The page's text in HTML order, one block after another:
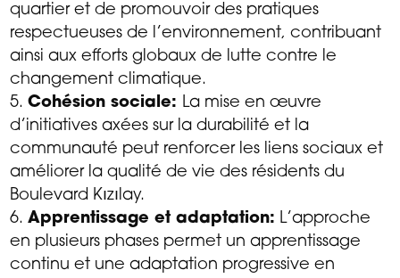
quartier et de promouvoir des pratiques
respectueuses de l’environnement, contribuant
ainsi aux efforts globaux de lutte contre le
changement climatique.
Cohésion sociale: La mise en œuvre
d’initiatives axées sur la durabilité et la
communauté peut renforcer les liens sociaux et
améliorer la qualité de vie des résidents du
Boulevard Kızılay.
Apprentissage et adaptation: L’approche
en plusieurs phases permet un apprentissage
continu et une adaptation progressive en